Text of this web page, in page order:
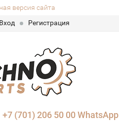
версия сайта
Вход
Регистрация
+7 (701) 206 50 00 WhatsApp